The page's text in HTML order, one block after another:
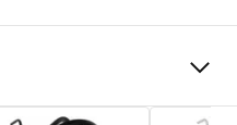
Esquina